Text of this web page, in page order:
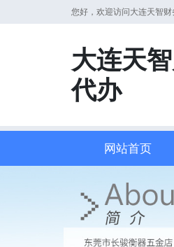
您好，欢迎访问大连天智
大连天
代办
网站首页